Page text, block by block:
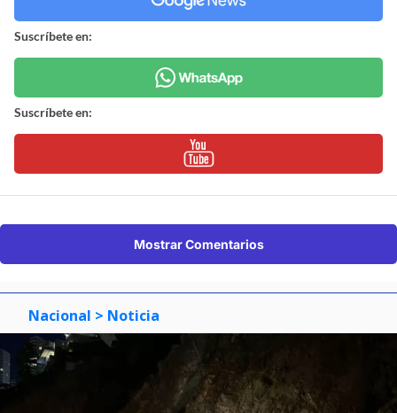
Suscríbete en:
Suscríbete en:
Mostrar Comentarios
Nacional > Noticia